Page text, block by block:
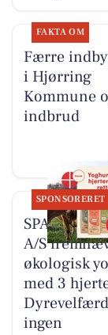
FAKTA OM
Færre
i Hjørring
Kommune
indbrud
SPONSORERET
SPAR
A/S
økologisk
med 3
ingen